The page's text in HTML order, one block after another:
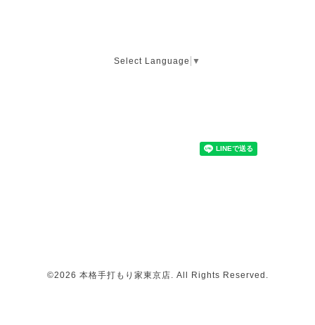
Select Language ▼
©2026 本格手打もり家東京店. All Rights Reserved.